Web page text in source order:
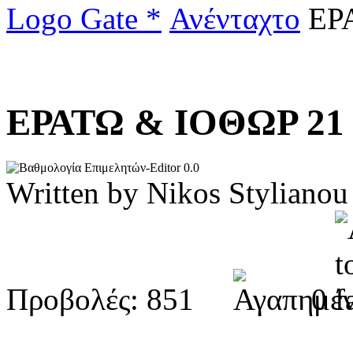
Logo Gate * Ανένταχτο
ΕΡΑΤΩ & ΙΟΘΩΡ 21
0.0
Written by Nikos
Προβολές: 851 0